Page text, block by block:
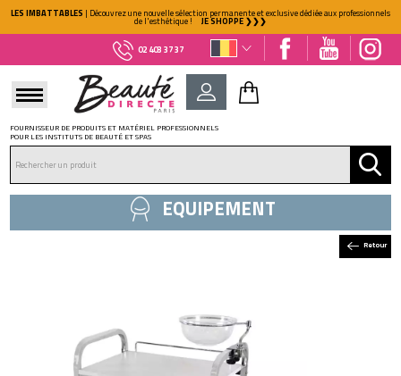
LES IMBATTABLES | Découvrez une nouvelle sélection permanente et exclusive dédiée aux professionnels
de l'esthétique ! JE SHOPPE ❯❯❯
02 403 37 37
NOUVEAU CLIENT ?
Créez votre compte
FOURNISSEUR DE PRODUITS ET MATÉRIEL PROFESSIONNELS
POUR LES INSTITUTS DE BEAUTÉ ET SPAS
Retour
EQUIPEMENT